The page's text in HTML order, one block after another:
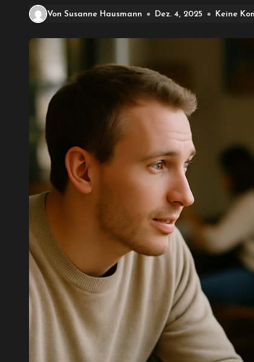
Von Susanne Hausmann Dez. 4, 2025 Keine